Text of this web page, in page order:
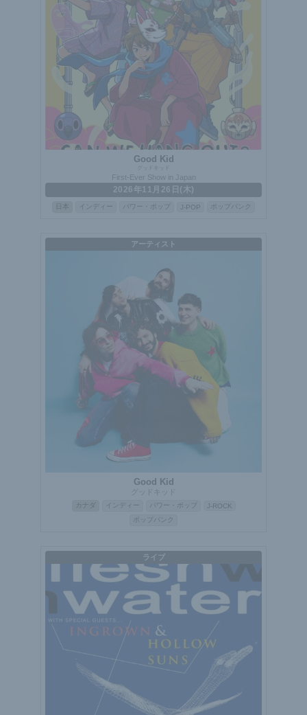
Good Kid
First-Ever Show in Japan
2026年11月26日(木)
インディー パワー・ポップ J-POP ポップパンク
アーティスト
Good Kid
グッドキッド
カナダ インディー パワー・ポップ
J-ROCK
ポップパンク
ライブ